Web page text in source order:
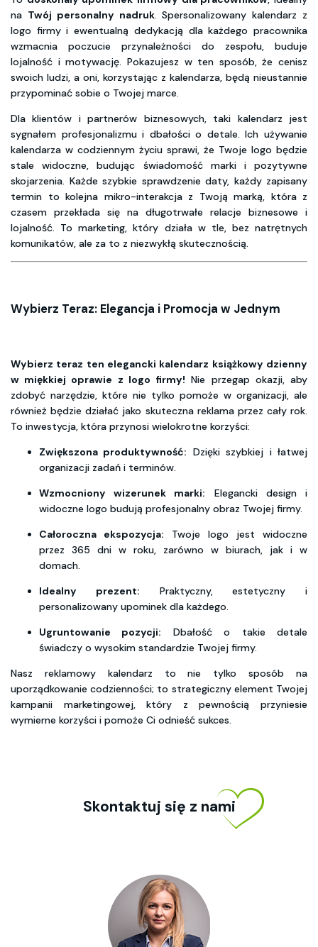
na Twój personalny nadruk. Spersonalizowany kalendarz z
logo firmy i ewentualną dedykacją dla każdego pracownika
wzmacnia poczucie przynależności do zespołu, buduje
lojalność i motywację. Pokazujesz w ten sposób, że cenisz
swoich ludzi, a oni, korzystając z kalendarza, będą nieustannie
przypominać sobie o Twojej marce.
Dla klientów i partnerów biznesowych, taki kalendarz jest
sygnałem profesjonalizmu i dbałości o detale. Ich używanie
kalendarza w codziennym życiu sprawi, że Twoje logo będzie
stale widoczne, budując świadomość marki i pozytywne
skojarzenia. Każde szybkie sprawdzenie daty, każdy zapisany
termin to kolejna mikro-interakcja z Twoją marką, która z
czasem przekłada się na długotrwałe relacje biznesowe i
lojalność. To marketing, który działa w tle, bez natrętnych
komunikatów, ale za to z niezwykłą skutecznością.
Wybierz Teraz: Elegancja i Promocja w Jednym
Wybierz teraz ten elegancki kalendarz książkowy dzienny
w miękkiej oprawie z logo firmy! Nie przegap okazji, aby
zdobyć narzędzie, które nie tylko pomoże w organizacji, ale
również będzie działać jako skuteczna reklama przez cały rok.
To inwestycja, która przynosi wielokrotne korzyści:
Zwiększona produktywność: Dzięki szybkiej i łatwej
organizacji zadań i terminów.
Wzmocniony wizerunek marki: Elegancki design i
widoczne logo budują profesjonalny obraz Twojej firmy.
Całoroczna ekspozycja: Twoje logo jest widoczne
przez 365 dni w roku, zarówno w biurach, jak i w
domach.
Idealny prezent: Praktyczny, estetyczny i
personalizowany upominek dla każdego.
Ugruntowanie pozycji: Dbałość o takie detale
świadczy o wysokim standardzie Twojej firmy.
Nasz reklamowy kalendarz to nie tylko sposób na
uporządkowanie codzienności; to strategiczny element Twojej
kampanii marketingowej, który z pewnością przyniesie
wymierne korzyści i pomoże Ci odnieść sukces.
Skontaktuj się z nami